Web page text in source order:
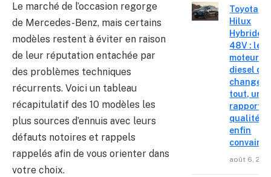
Le marché de l’occasion regorge
de Mercedes-Benz, mais certains
modèles restent à éviter en raison
de leur réputation entachée par
des problèmes techniques
récurrents. Voici un tableau
récapitulatif des 10 modèles les
plus sources d’ennuis avec leurs
défauts notoires et rappels
rappelés afin de vous orienter dans
votre choix.
Toyota
Hilux
Hybride
48V : le
moteur
diesel qui
change
tout, un
rapport
qualité-
enfin
août 6,